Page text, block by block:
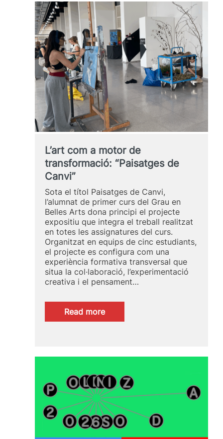
Belles
Arts
reconeguts
en
els
Premis
ADCV
2026
L’art com a motor de
transformació: “Paisatges de
Canvi”
Sota el títol Paisatges de Canvi,
l’alumnat de primer curs del Grau en
Belles Arts dona principi el projecte
expositiu que integra el treball realitzat
en totes les assignatures del curs.
Organitzat en equips de cinc estudiants,
el projecte es configura com una
experiència formativa transversal que
situa la col·laboració, l’experimentació
creativa i el pensament…
Read more:
L’art
“Paisatges
de
Canvi”